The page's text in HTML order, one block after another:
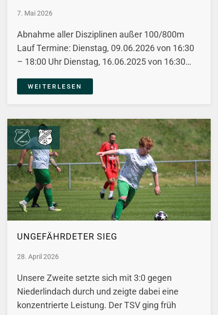
7. Mai 2026
Abnahme aller Disziplinen außer 100/800m
Lauf Termine: Dienstag, 09.06.2026 von 16:30
– 18:00 Uhr Dienstag, 16.06.2025 von 16:30…
WEITERLESEN
UNGEFÄHRDETER SIEG
28. April 2026
Unsere Zweite setzte sich mit 3:0 gegen
Niederlindach durch und zeigte dabei eine
konzentrierte Leistung. Der TSV ging früh